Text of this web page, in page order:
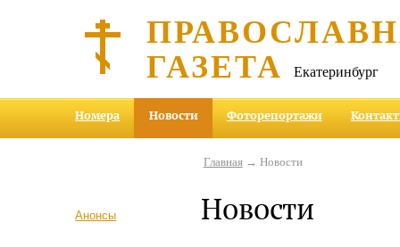
ГАЗЕТА Екатеринбург
Номера Новости Фоторепортажи
Анонсы
Главная→ Новости
Новости